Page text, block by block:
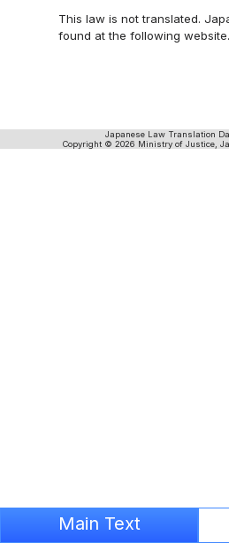
This law is not translated.
found at the following
Japanese Law Translation
Copyright © 2026 Ministry of Justice,
Main Text